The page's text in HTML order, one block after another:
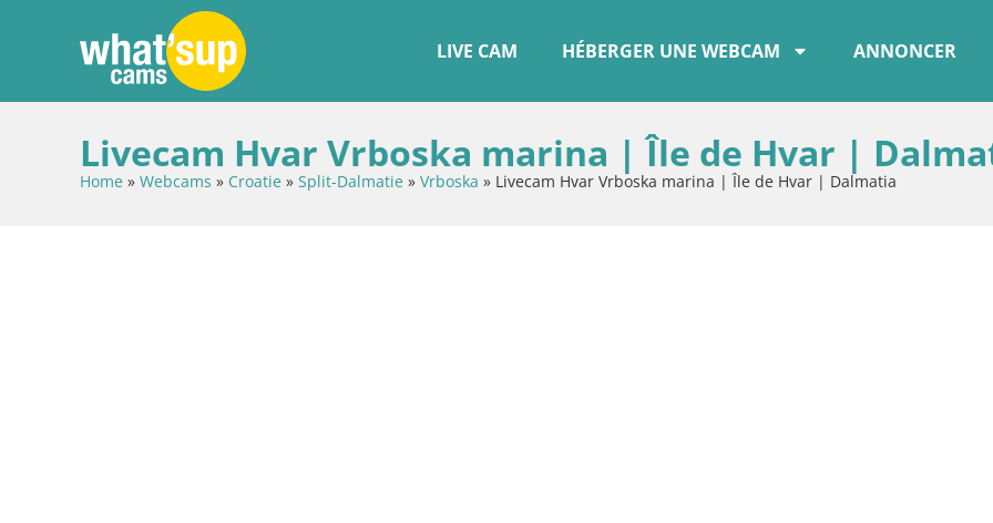
LIVE CAM HÉBERGER UNE WEBCAM ANNONCER
Livecam Hvar Vrboska marina | Île de Hvar |
Home » Webcams » Croatie » Split-Dalmatie » Vrboska » Livecam Hvar Vrboska marina | Île de Hvar | Dalmatia